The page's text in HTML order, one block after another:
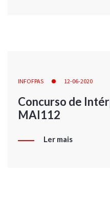
INFOFPAS 12-06-2020
Concurso de
MAI112
Ler mais